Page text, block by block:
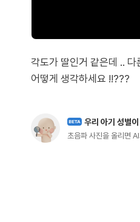
각도가 딸인거 같은데 ..
어떻게 생각하세요 !!???
BETA 우리 아기 성별
초음파 사진을 올리면